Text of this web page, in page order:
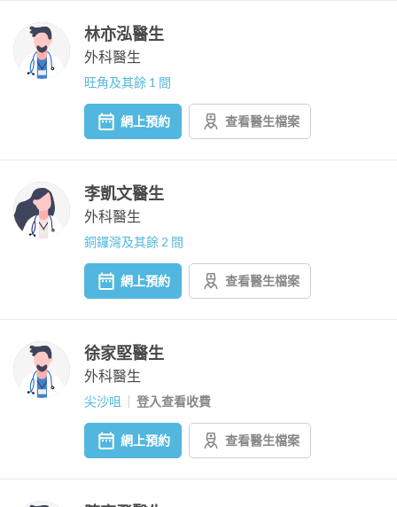
林亦泓醫生
外科醫生
旺角及其餘 1 間
網上預約 查看醫生檔案
李凱文醫生
外科醫生
銅鑼灣及其餘 2 間
網上預約 查看醫生檔案
徐家堅醫生
外科醫生
尖沙咀 登入查看收費
網上預約 查看醫生檔案